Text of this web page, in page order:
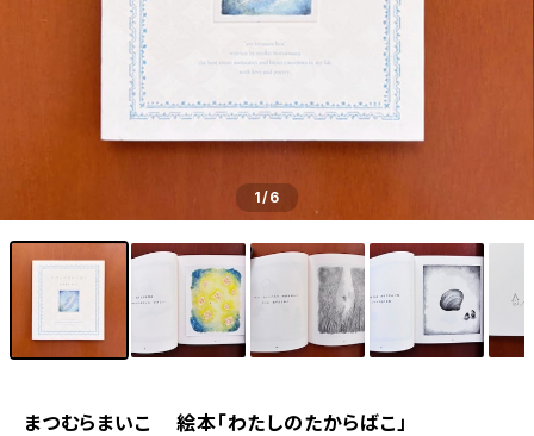
1/6
まつむらまいこ 絵本「わたしのたからばこ」